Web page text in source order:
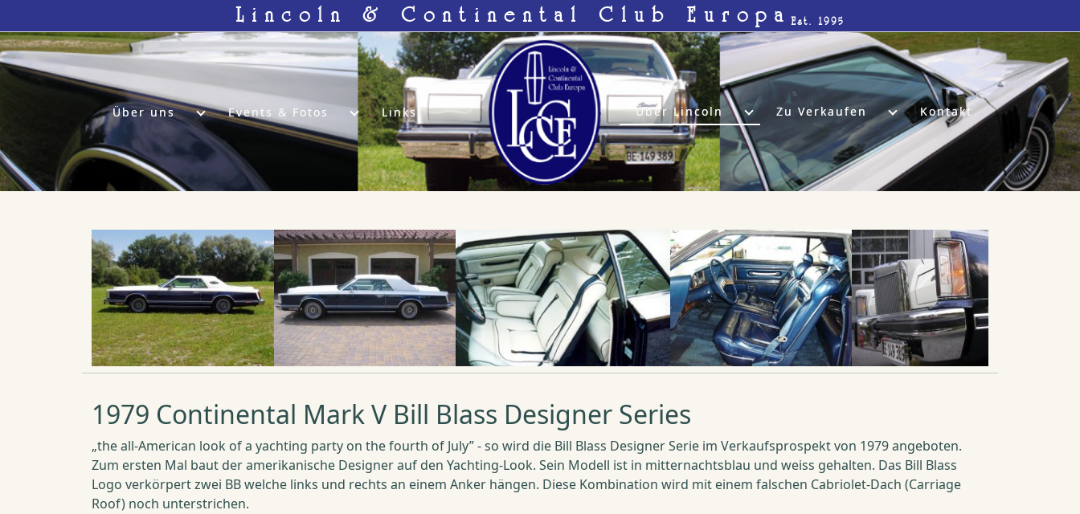
Lincoln & Continental Club Europa Est. 1995
Über uns Events & Fotos Links Über Lincoln Zu Verkaufen Kontakt
1979 Continental Mark V Bill Blass Designer Series
„the all-American look of a yachting party on the fourth of July” - so wird die Bill Blass Designer Serie im Verkaufsprospekt von 1979 angeboten.
Zum ersten Mal baut der amerikanische Designer auf den Yachting-Look. Sein Modell ist in mitternachtsblau und weiss gehalten. Das Bill Blass
Logo verkörpert zwei BB welche links und rechts an einem Anker hängen. Diese Kombination wird mit einem falschen Cabriolet-Dach (Carriage
Roof) noch unterstrichen.